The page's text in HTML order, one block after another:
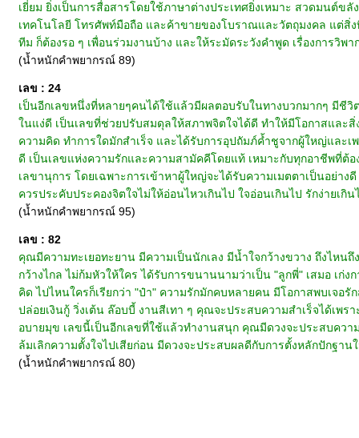
เยี่ยม ยิ่งเป็นการสื่อสารโดยใช้ภาษาต่างประเทศยิ่งเหมาะ สวดมนต์
เทคโนโลยี โทรศัพท์มือถือ และค้าขายของโบราณและวัตถุมงคล แต่สิ่ง
ทีม ก็ต้องรอ ๆ เพื่อนร่วมงานบ้าง และให้ระมัดระวังคำพูด เรื่องการวิพ
(น้ำหนักคำพยากรณ์ 89)
เลข : 24
เป็นอีกเลขหนึ่งที่หลายๆคนได้ใช้แล้วมีผลตอบรับในทางบวกมากๆ มีชี
ในแง่ดี เป็นเลขที่ช่วยปรับสมดุลให้สภาพจิตใจได้ดี ทำให้มีโอกาสและ
ความคิด ทำการใดมักสำเร็จ และได้รับการอุปถัมภ์ค้ำชูจากผู้ใหญ่และเ
ดี เป็นเลขแห่งความรักและความสามัคคีโดยแท้ เหมาะกับทุกอาชีพที่ต้
เลขานุการ โดยเฉพาะการเข้าหาผู้ใหญ่จะได้รับความเมตตาเป็นอย่า
ควรประคับประคองจิตใจไม่ให้อ่อนไหวเกินไป ใจอ่อนเกินไป รักง่ายเกิ
(น้ำหนักคำพยากรณ์ 95)
เลข : 82
คุณมีความทะเยอทะยาน มีความเป็นนักเลง มีน้ำใจกว้างขวาง ถึงไหน
กว้างไกล ไม่ก้มหัวให้ใคร ได้รับการขนานนามว่าเป็น "ลูกพี่" เสมอ เก่
คิด ไปไหนใครก็เรียกว่า "ป๋า" ความรักมักคบหลายคน มีโอกาสพบเจอ
ปล่อยเงินกู้ วิ่งเต้น ล๊อบบี้ งานสีเทา ๆ คุณจะประสบความสำเร็จได้เพร
อบายมุข เลขนี้เป็นอีกเลขที่ใช้แล้วทำงานสนุก คุณมีดวงจะประสบคว
ล้มเลิกความตั้งใจไปเสียก่อน มีดวงจะประสบผลดีกับการตั้งหลักปักฐาน
(น้ำหนักคำพยากรณ์ 80)